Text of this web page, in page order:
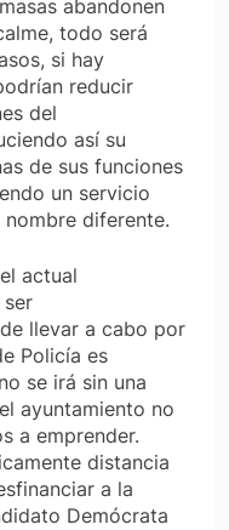
abandonen
todo será
si hay
reducir
del
así su
de sus funciones
un servicio
diferente.
actual
llevar a cabo por
Policía es
se irá sin una
ayuntamiento no
a emprender.
distancia
a la
Demócrata